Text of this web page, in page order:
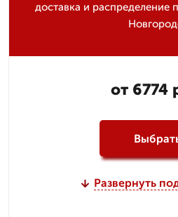
доставка и распределение
от 6774
Развернуть